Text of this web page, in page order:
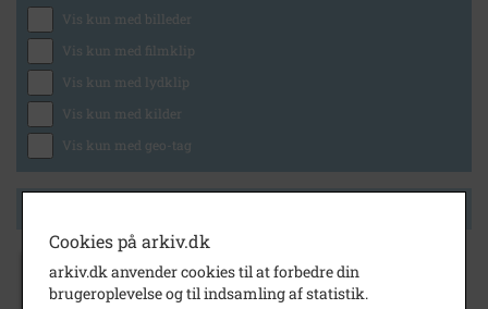
Vis kun med billeder
Vis kun med filmklip
Vis kun med lydklip
Vis kun med kilder
Vis kun med geo-tag
1900
Cookies på arkiv.dk
arkiv.dk anvender cookies til at forbedre din
brugeroplevelse og til indsamling af statistik.